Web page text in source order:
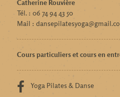
Catherine Rouvière
Tél. : 06 74 94 43 50
Mail :
Cours particuliers et cours en
Yoga Pilates & Danse